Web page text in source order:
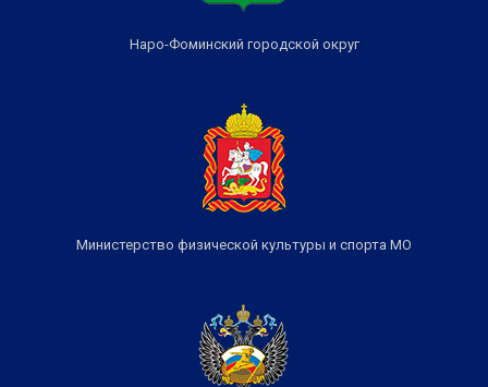
Наро-Фоминский городской округ
Министерство физической культуры и спорта МО